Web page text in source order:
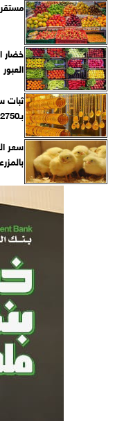
خضار
العبور
بـ2750 جنيهًا
سعر